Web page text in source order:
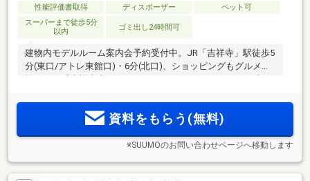
性能評価書取得 ディスポーザー
ペット可
スーパーまで徒歩5分
以内
ゴミ出し24時間可
建物内モデルルーム案内会予約受付中。JR「吉祥寺」駅徒歩5
分(東口/アトレ東館口)・6分(北口)、ショッピングもグルメも
上階はプレミアムプラン。「ZEH-M Oriented」「低炭素建築
資料をもらう(無料)
※SUUMOのお問い合わせページへ移動します